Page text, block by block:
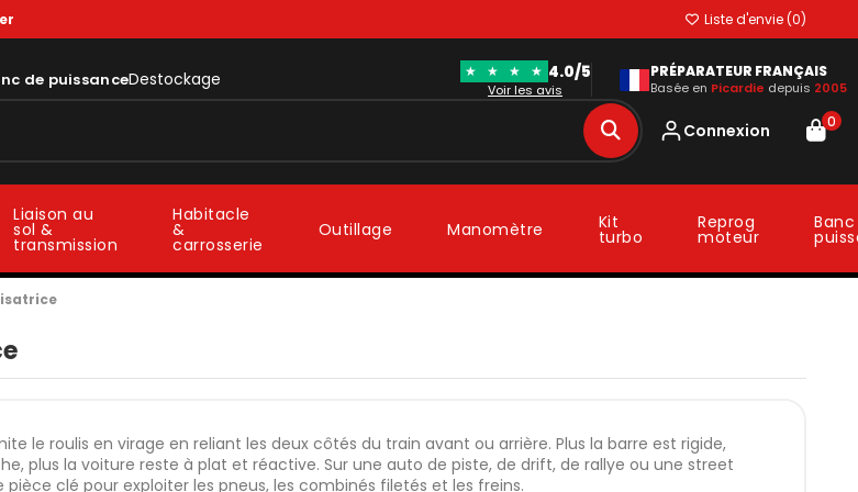
Liste d'envie (0)
de puissanceDestockage ★ ★ ★ ★ 4.0/5
Voir les avis
PRÉPARATEUR FRANÇAIS
Basée en Picardie depuis 2005
Connexion 0
Liaison au
sol &
transmission
Habitacle
&
carrosserie
Outillage Manomètre Kit
turbo
Reprog
moteur
le roulis en virage en reliant les deux côtés du train avant ou arrière. Plus la barre est rigide,
plus la voiture reste à plat et réactive. Sur une auto de piste, de drift, de rallye ou une street
pièce clé pour exploiter les pneus, les combinés filetés et les freins.